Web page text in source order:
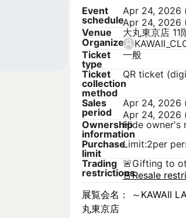
Event
schedule
Apr 24, 2026
Apr 24, 2026
Venue
大丸東京店 11
Organizer
Ticket
type
一般
Ticket
collection
method
QR ticket
Sales
period
Apr 24, 2026
Apr 24, 2026
Ownership
information
Hide owner's
Purchase
limit
Limit:2per
Trading
restrictions
🚨Gifting to
🚨Resale
展覧会名： ～KAWAII
丸東京店